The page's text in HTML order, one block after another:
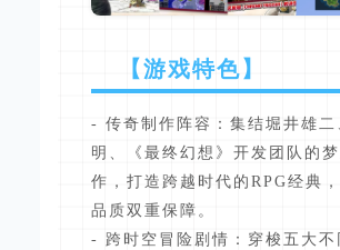
【游戏特色】
- 传奇制作阵容：集结堀井雄二
明、《最终幻想》开发团队的
作，打造跨越时代的RPG经典
品质双重保障。
- 跨时空冒险剧情：穿梭五大不